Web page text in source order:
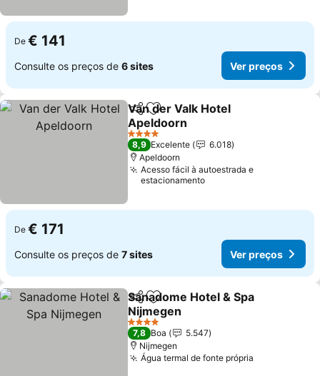
De € 141
Consulte os preços de 6 sites Ver preços
PartilharAdicionar aos favoritos
Van der Valk Hotel
Apeldoorn
Ver preços
4 Estrelas
8,9 Excelente
6.018
Apeldoorn
Acesso fácil à autoestrada e
estacionamento
De € 171
Consulte os preços de 7 sites Ver preços
PartilharAdicionar aos favoritos
Sanadome Hotel & Spa
Nijmegen
Ver preços
4 Estrelas
7,8 Boa
5.547
Nijmegen
Água termal de fonte própria